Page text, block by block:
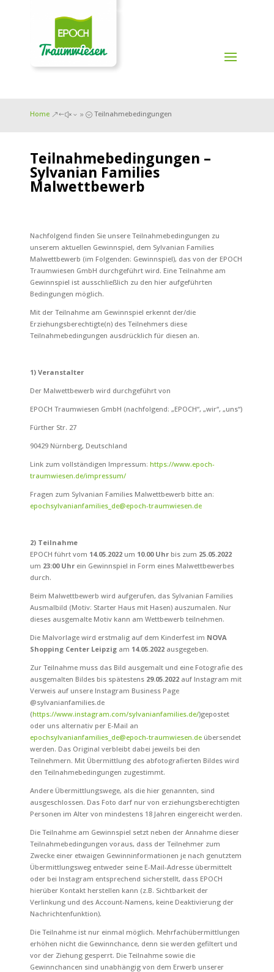
Home &#x39; Teilnahmebedingungen
Teilnahmebedingungen –
Sylvanian Families
Malwettbewerb
Nachfolgend finden Sie unsere Teilnahmebedingungen zu
unserem aktuellen Gewinnspiel, dem Sylvanian Families
Malwettbewerb (im Folgenden: Gewinnspiel), das von der EPOCH
Traumwiesen GmbH durchgeführt wird. Eine Teilnahme am
Gewinnspiel ist ausschließlich zu den hier aufgeführten
Bedingungen möglich.
Mit der Teilnahme am Gewinnspiel erkennt der/die
Erziehungsberechtigte(n) des Teilnehmers diese
Teilnahmebedingungen ausdrücklich für diesen an.
1) Veranstalter
Der Malwettbewerb wird durchgeführt von
EPOCH Traumwiesen GmbH (nachfolgend: „EPOCH“, „wir“, „uns“)
Fürther Str. 27
90429 Nürnberg, Deutschland
Link zum vollständigen Impressum:https://www.epoch-
traumwiesen.de/impressum/
Fragen zum Sylvanian Families Malwettbewerb bitte an:
epochsylvanianfamilies_de@epoch-traumwiesen.de
2) Teilnahme
EPOCH führt vom 14.05.2022 um 10.00 Uhr bis zum 25.05.2022
um 23:00 Uhr ein Gewinnspiel in Form eines Malwettbewerbes
durch.
Beim Malwettbewerb wird aufgerufen, das Sylvanian Families
Ausmalbild (Motiv: Starter Haus mit Hasen) auszumalen. Nur
dieses ausgemalte Motiv kann am Wettbewerb teilnehmen.
Die Malvorlage wird erstmalig auf dem Kinderfest im NOVA
Shopping Center Leipzig am 14.05.2022 ausgegeben.
Zur Teilnahme muss das Bild ausgemalt und eine Fotografie des
ausgemalten Bildes bis spätestens 29.05.2022 auf Instagram mit
Verweis auf unsere Instagram Business Page
@sylvanianfamilies.de
(https://www.instagram.com/sylvanianfamilies.de/)gepostet
oder uns alternativ per E-Mail an
epochsylvanianfamilies_de@epoch-traumwiesen.de übersendet
werden. Das Original verbleibt dabei jeweils bei den
Teilnehmern. Mit Übermittlung des abfotografierten Bildes wird
den Teilnahmebedingungen zugestimmt.
Andere Übermittlungswege, als die hier genannten, sind
ausgeschlossen. Das Foto darf nur von erziehungsberechtigten
Personen im Alter von mindestens 18 Jahren eingereicht werden.
Die Teilnahme am Gewinnspiel setzt neben der Annahme dieser
Teilnahmebedingungen voraus, dass der Teilnehmer zum
Zwecke einer etwaigen Gewinninformationen je nach genutztem
Übermittlungsweg entweder seine E-Mail-Adresse übermittelt
oder bei Instagram entsprechend sicherstellt, dass EPOCH
hierüber Kontakt herstellen kann (z.B. Sichtbarkeit der
Verlinkung und des Account-Namens, keine Deaktivierung der
Nachrichtenfunktion).
Die Teilnahme ist nur einmal möglich. Mehrfachübermittlungen
erhöhen nicht die Gewinnchance, denn sie werden gefiltert und
vor der Ziehung gesperrt. Die Teilnahme sowie die
Gewinnchancen sind unabhängig von dem Erwerb unserer